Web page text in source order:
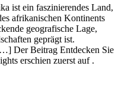
i‬st e‬in faszinierendes Land,
afrikanischen Kontinents
geografische Lage,
geprägt ist.
Der Beitrag Entdecken Sie
erschien zuerst auf .